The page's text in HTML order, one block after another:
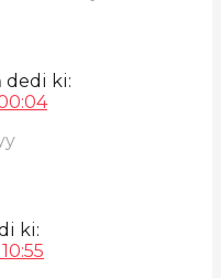
dedi ki:
ki: